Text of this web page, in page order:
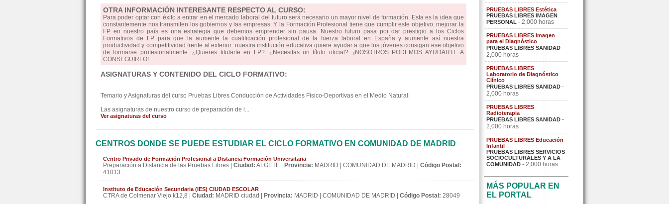
OTRA INFORMACIÓN INTERESANTE RESPECTO AL CURSO:
Para poder optar con éxito a entrar en el mercado laboral del futuro será necesario un mayor nivel de formación. Esta es la idea que
constantemente nos transmiten los gobiernos y las empresas. Y la Formación Profesional tiene que cumplir este objetivo: mejorar la
FP en nuestro país es una estrategia que debemos emprender sin pausa. Nuestro futuro pasa por dar prestigio a los Ciclos
Formativos de FP para que la aumente la cualificación profesional de la fuerza laboral en España y aumente así nuestra
productividad y competitividad frente al exterior: nuestra institución educativa quiere ayudar a que los jóvenes consigan ese objetivo
de formarse profesionalmente. ¿Quieres titularte en FP?...¿Necesitas un título oficial?...¡NOSOTROS PODEMOS AYUDARTE A
CONSEGUIRLO!
ASIGNATURAS Y CONTENIDO DEL CICLO FORMATIVO:
Temario y Asignaturas del curso Pruebas Libres Conducción de Actividades Físico-Deportivas en el Medio Natural:
Las asignaturas de nuestro curso de preparación de l...
Ver asignaturas del curso
CENTROS DONDE SE PUEDE ESTUDIAR EL CICLO FORMATIVO EN COMUNIDAD DE MADRID
Centro Privado de Formación Profesional a Distancia Formación Universitaria
Preparación a Distancia de las Pruebas Libres | Ciudad: ALGETE | Provincia: MADRID | COMUNIDAD DE MADRID | Código Postal:
41013
Instituto de Educación Secundaria (IES) CIUDAD ESCOLAR
CTRA de Colmenar Viejo k12,8 | Ciudad: MADRID ciudad | Provincia: MADRID | COMUNIDAD DE MADRID | Código Postal: 28049
PRUEBAS LIBRES Estética
PRUEBAS LIBRES IMAGEN
PERSONAL - 2,000 horas
PRUEBAS LIBRES Imagen
para el Diagnóstico
PRUEBAS LIBRES SANIDAD -
2,000 horas
PRUEBAS LIBRES
Laboratorio de Diagnóstico
Clínico
PRUEBAS LIBRES SANIDAD -
2,000 horas
PRUEBAS LIBRES
Radioterapia
PRUEBAS LIBRES SANIDAD -
2,000 horas
PRUEBAS LIBRES Educación
Infantil
PRUEBAS LIBRES SERVICIOS
SOCIOCULTURALES Y A LA
COMUNIDAD - 2,000 horas
MÁS POPULAR EN
EL PORTAL